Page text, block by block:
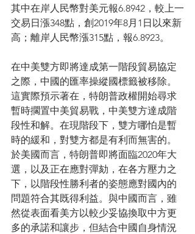
其中在岸人民幣對美元報6.8942，較上一
交易日漲348點，創2019年8月1日以來新
高；離岸人民幣漲315點，報6.8923。
在中美雙方即將達成第一階段貿易協定
之際，中國的匯率操縱國標籤被移除。
這實際預示著在，特朗普政權開始尋求
暫時擱置中美貿易戰，中美雙方達成階
段性和解。在現階段下，雙方哪怕是暫
時的緩和，對雙方都是有利而無害的。
於美國而言，特朗普即將面臨2020年大
選，以及正在應對彈劾，在各方壓力之
下，以階段性勝利者的姿態應對國內的
問題符合其既得利益。與中國而言，雖
然從表面看美方以較少妥協換取中方更
多的承諾和讓步，但結合中國自身情況